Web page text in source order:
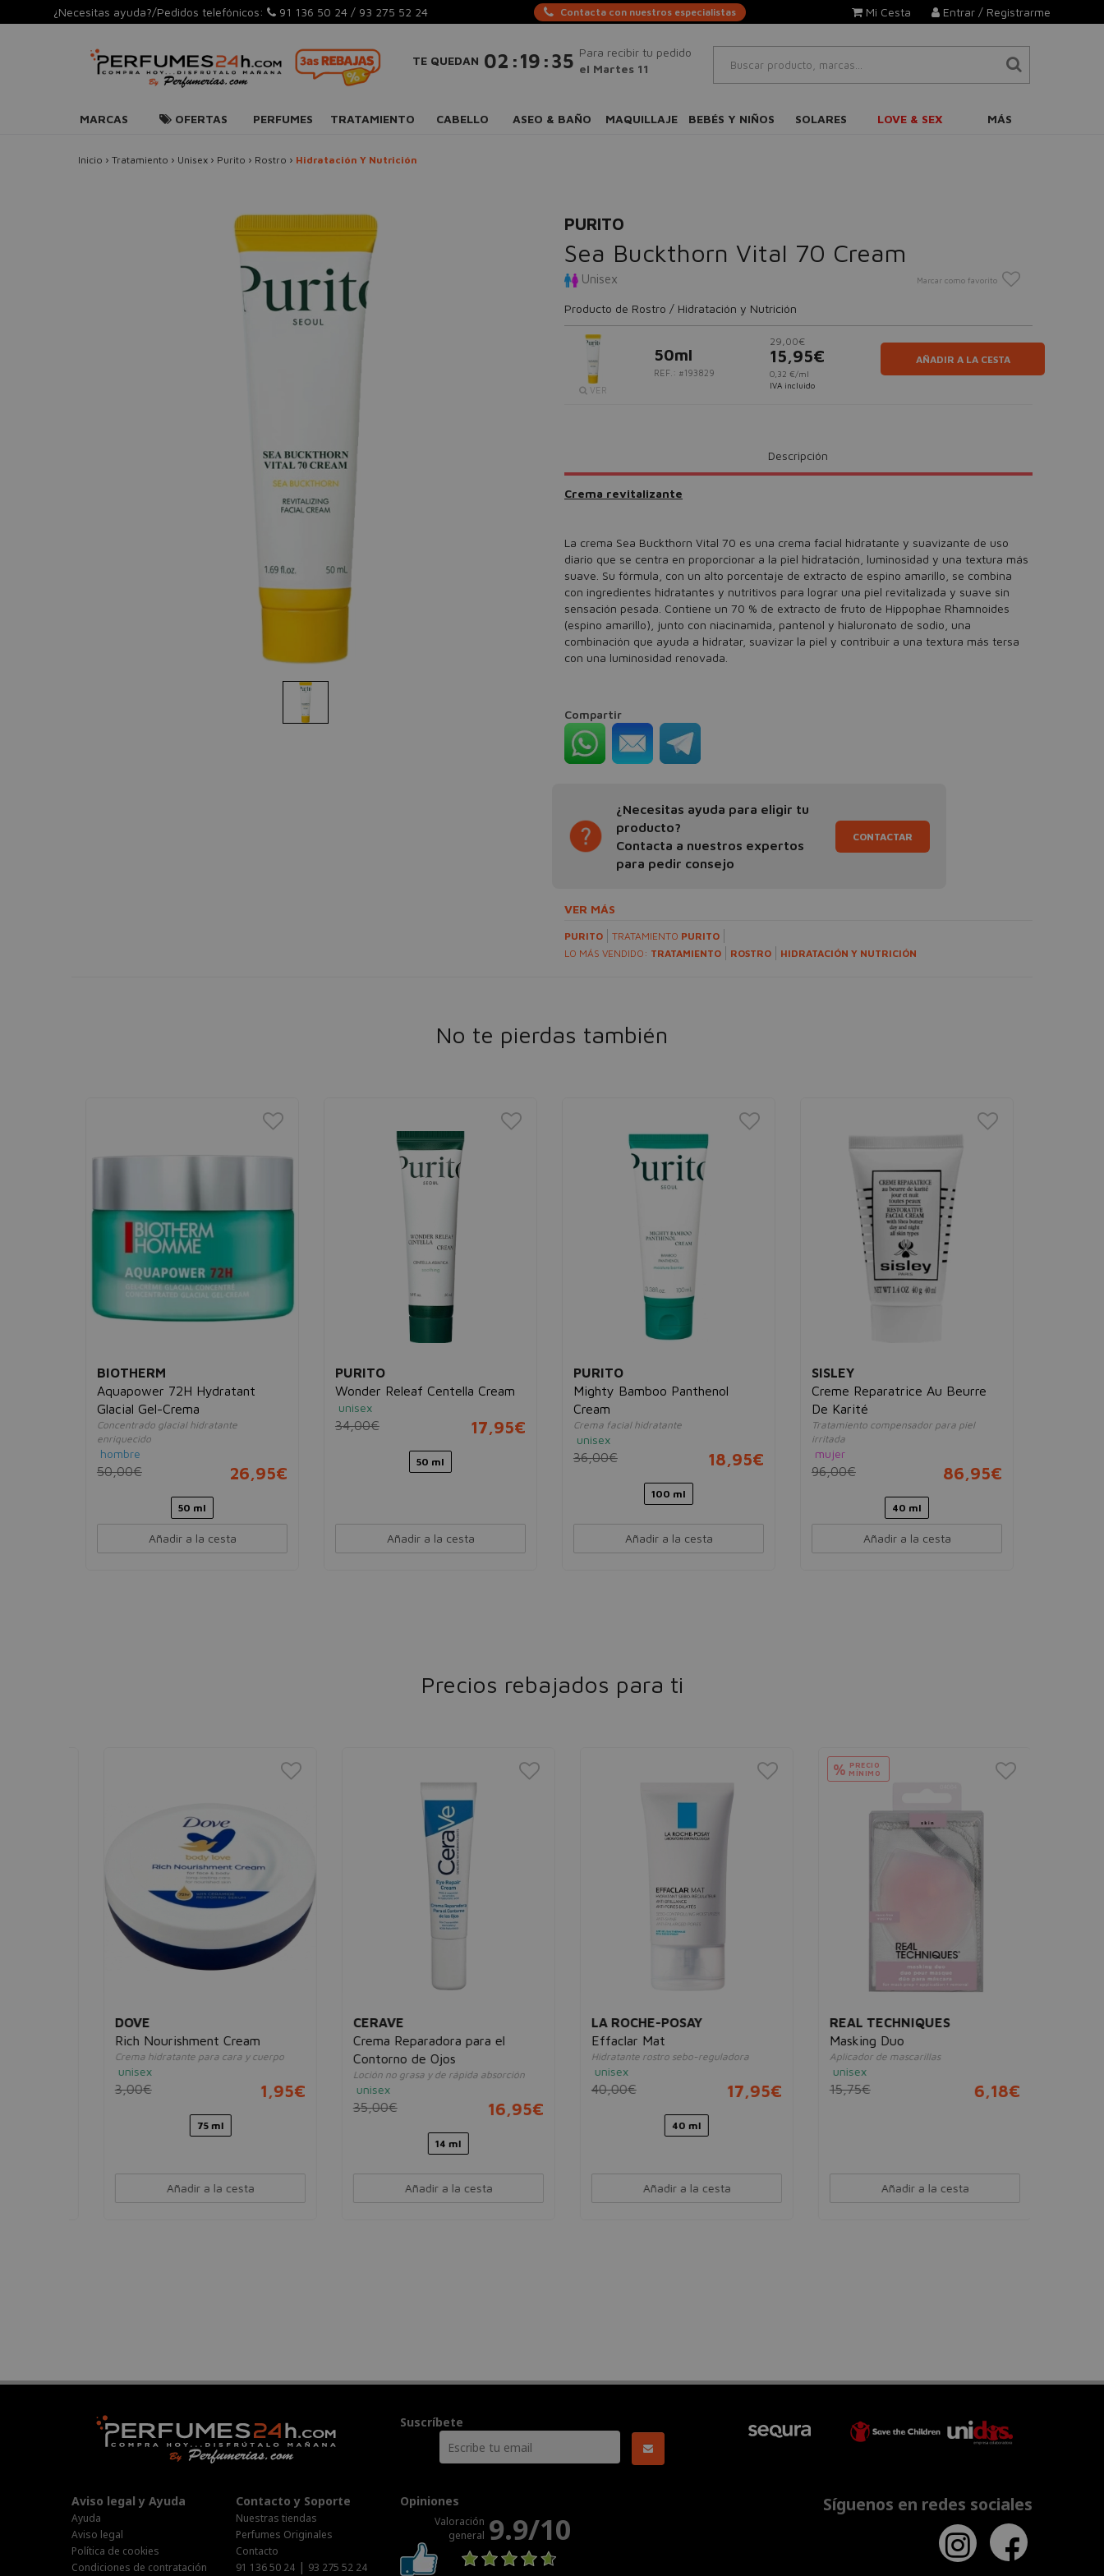
¿Necesitas ayuda?/Pedidos telefónicos: 91 136 50 24 / 93 275 52 24 Contacta con nuestros especialistas Entrar / Registrarme
Mi Cesta
TE QUEDAN 02 :19 :35 Para recibir tu pedido
el Martes 11
MARCAS OFERTAS PERFUMES TRATAMIENTO CABELLO ASEO & BAÑO MAQUILLAJE BEBÉS Y NIÑOS SOLARES LOVE & SEX MÁS
Inicio › Tratamiento › Unisex › Purito › Rostro › Hidratación Y Nutrición
PURITO
Sea Buckthorn Vital 70 Cream
Unisex Marcar como favorito
Producto de Rostro / Hidratación y Nutrición
VER
50ml
REF.: #193829
29,00€
15,95€
0,32 €/ml
IVA incluido
AÑADIR A LA CESTA
Descripción
Crema revitalizante
La crema Sea Buckthorn Vital 70 es una crema facial hidratante y suavizante de uso
diario que se centra en proporcionar a la piel hidratación, luminosidad y una textura más
suave. Su fórmula, con un alto porcentaje de extracto de espino amarillo, se combina
con ingredientes hidratantes y nutritivos para lograr una piel revitalizada y suave sin
sensación pesada. Contiene un 70 % de extracto de fruto de Hippophae Rhamnoides
(espino amarillo), junto con niacinamida, pantenol y hialuronato de sodio, una
combinación que ayuda a hidratar, suavizar la piel y contribuir a una textura más tersa
con una luminosidad renovada.
Compartir
¿Necesitas ayuda para eligir tu
producto?
Contacta a nuestros expertos
para pedir consejo
CONTACTAR
VER MÁS
PURITO TRATAMIENTO PURITO
LO MÁS VENDIDO: TRATAMIENTO ROSTRO HIDRATACIÓN Y NUTRICIÓN
No te pierdas también
BIOTHERM
Aquapower 72H Hydratant
Glacial Gel-Crema
Concentrado glacial hidratante
enriquecido
hombre
50,00€ 26,95€
50 ml
Añadir a la cesta
PURITO
Wonder Releaf Centella Cream
unisex
34,00€ 17,95€
50 ml
Añadir a la cesta
PURITO
Mighty Bamboo Panthenol
Cream
Crema facial hidratante
unisex
36,00€ 18,95€
100 ml
Añadir a la cesta
SISLEY
Creme Reparatrice Au Beurre
De Karité
Tratamiento compensador para piel
irritada
mujer
96,00€ 86,95€
40 ml
Añadir a la cesta
Precios rebajados para ti
DOVE
Rich Nourishment Cream
Crema hidratante para cara y cuerpo
unisex
3,00€ 1,95€
75 ml
Añadir a la cesta
CERAVE
Crema Reparadora para el
Contorno de Ojos
Loción no grasa y de rápida absorción
unisex
35,00€ 16,95€
14 ml
Añadir a la cesta
LA ROCHE-POSAY
Effaclar Mat
Hidratante rostro sebo-reguladora
unisex
40,00€ 17,95€
40 ml
Añadir a la cesta
PRECIO
MÍNIMO
REAL TECHNIQUES
Masking Duo
Aplicador de mascarillas
unisex
15,75€ 6,18€
Añadir a la cesta
Suscríbete
Aviso legal y Ayuda
Ayuda
Aviso legal
Política de cookies
Condiciones de contratación
Contacto y Soporte
Nuestras tiendas
Perfumes Originales
Contacto
91 136 50 24 | 93 275 52 24
Opiniones
Valoración
general 9.9/10
Síguenos en redes sociales